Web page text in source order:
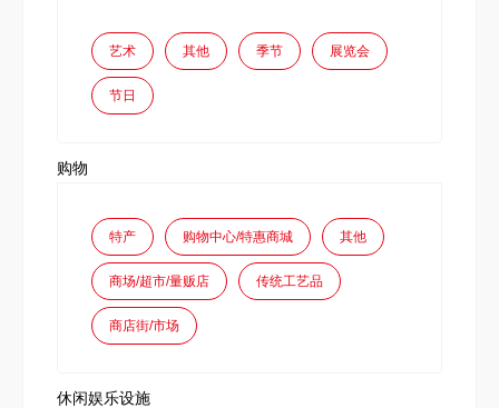
艺术 其他 季节 展览会
节日
购物
特产 购物中心/特惠商城 其他
商场/超市/量贩店 传统工艺品
商店街/市场
休闲娱乐设施